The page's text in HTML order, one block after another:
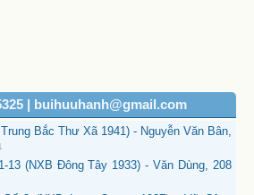
| buihuuhanh@gmail.com
Bắc Thư Xã 1941) - Nguyễn Văn Bân,
13 (NXB Đông Tây 1933) - Văn Dùng, 208